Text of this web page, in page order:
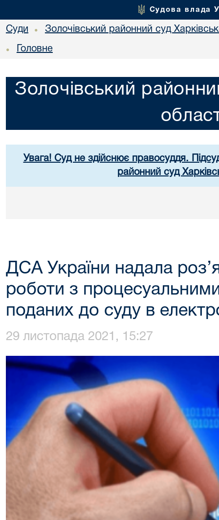
Судова влада
Суди • Золочівський районний суд
• Головне
Золочівський
Увага! Суд не здійснює правосуддя.
районний суд
ДСА України надала
роботи з
поданих до суду в
29 листопада 2021, 15:27